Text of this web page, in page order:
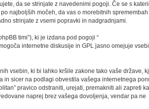
da se strinjate z navedenimi pogoji. Če se s
najboljših močeh, da vas o morebitnih spremembah
strinjate z vsemi popravki in nadgradnjami.
timi”), ki je izdana pod pogoji “
internetne diskusije in GPL jasno omejuje
vsebin, ki bi lahko kršile zakone tako vaše države,
in sicer na podlagi obvestila vašega internetnega
pravico odstraniti, urejati, premakniti ali zapreti
naprej brez vašega dovoljenja, vendar pa ne